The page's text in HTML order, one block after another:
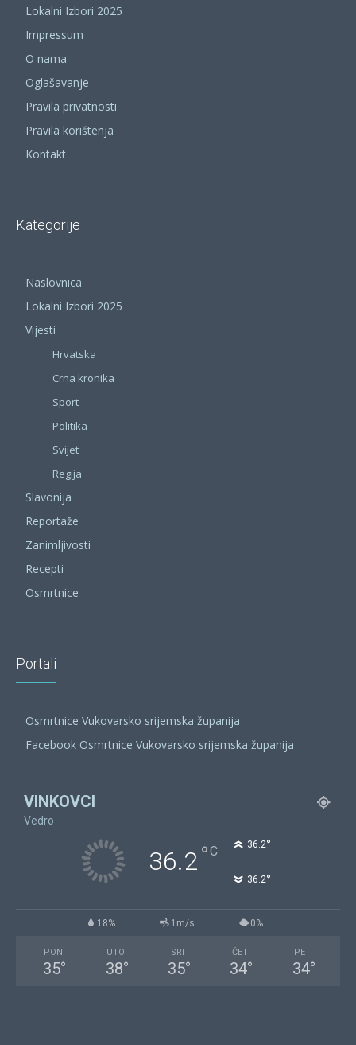
Lokalni Izbori 2025
Impressum
O nama
Oglašavanje
Pravila privatnosti
Pravila korištenja
Kontakt
Kategorije
Naslovnica
Lokalni Izbori 2025
Vijesti
Hrvatska
Crna kronika
Sport
Politika
Svijet
Regija
Slavonija
Reportaže
Zanimljivosti
Recepti
Osmrtnice
Portali
Osmrtnice Vukovarsko srijemska županija
Facebook Osmrtnice Vukovarsko srijemska županija
VINKOVCI
Vedro
36.2°C 36.2°
36.2°
18% 1m/s 0%
PON
35°
UTO
38°
SRI
35°
ČET
34°
PET
34°